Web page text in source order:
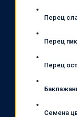
Перец
Перец
Перец
Семена